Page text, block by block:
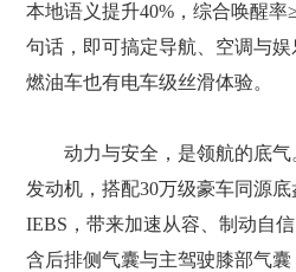
本地语义提升40%，综合唤醒率
句话，即可搞定导航、空调与
燃油车也有电车级丝滑体验。
动力与安全，是领航的底
发动机，搭配30万级豪车同源
IEBS，带来加速从容、制动自
含后排侧气囊与主驾驶膝部气